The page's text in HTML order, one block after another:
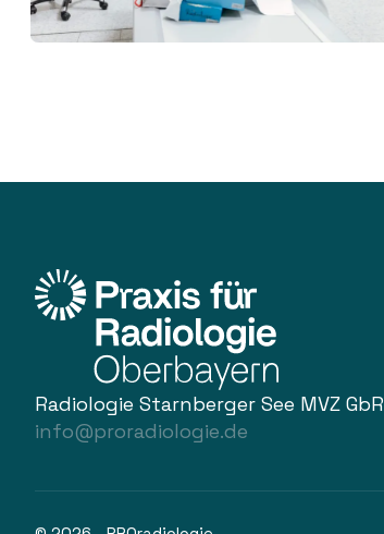
Radiologie Starnberger See MVZ GbR
info@proradiologie.de